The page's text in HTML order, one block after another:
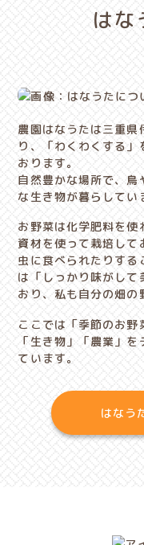
はな
農園はなうたは三重県
り、「わくわくする
おります。
自然豊かな場所で、鳥
な生き物が暮らしてい
お野菜は化学肥料を使
資材を使って栽培して
虫に食べられたりする
は「しっかり味がして
おり、私も自分の畑の
ここでは「季節のお野
「生き物」「農業」
ています。
はなう